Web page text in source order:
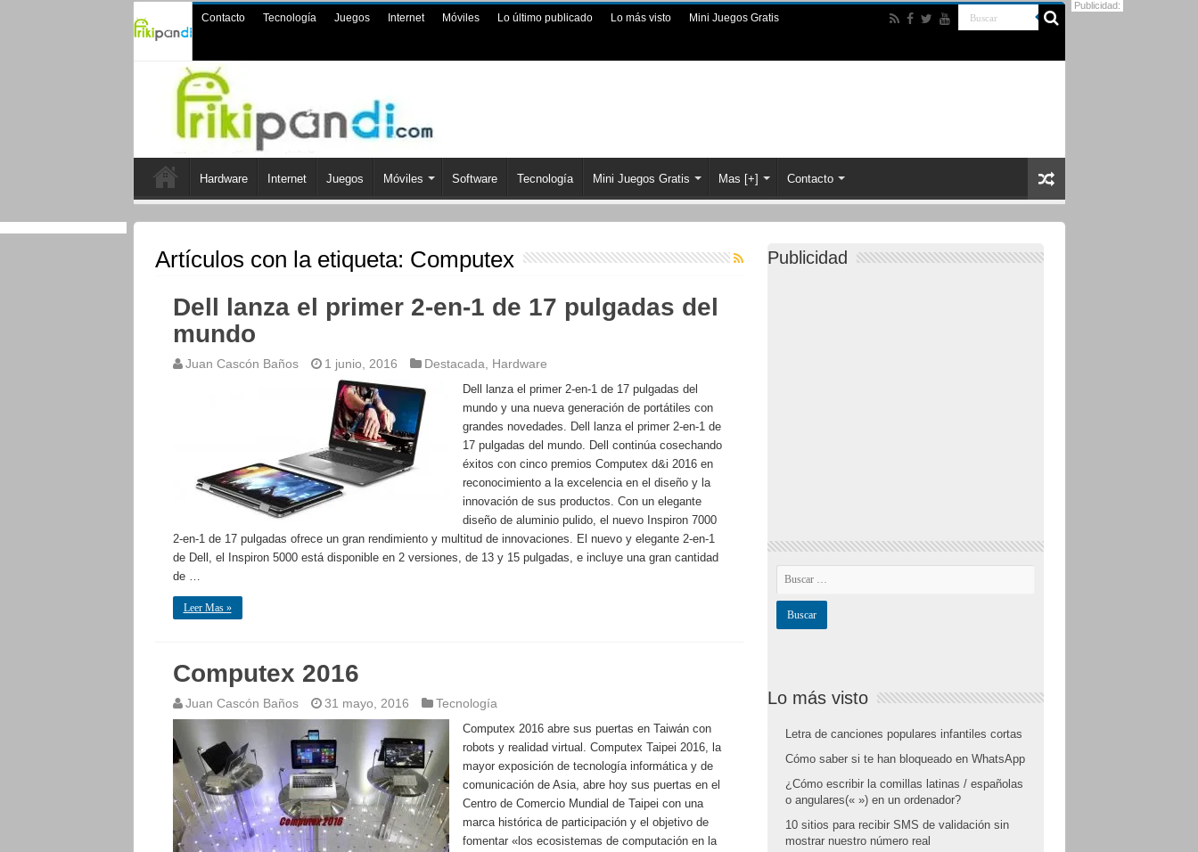
Contacto Tecnología Juegos Internet Móviles Lo último publicado Lo más visto Mini Juegos Gratis
Hardware Internet Juegos Móviles Software Tecnología Mini Juegos Gratis Mas [+] Contacto
Artículos con la etiqueta: Computex
Dell lanza el primer 2-en-1 de 17 pulgadas del
mundo
Juan Cascón Baños 1 junio, 2016 Destacada Hardware
Dell lanza el primer 2-en-1 de 17 pulgadas del
mundo y una nueva generación de portátiles con
grandes novedades. Dell lanza el primer 2-en-1 de
17 pulgadas del mundo. Dell continúa cosechando
éxitos con cinco premios Computex d&i 2016 en
reconocimiento a la excelencia en el diseño y la
innovación de sus productos. Con un elegante
diseño de aluminio pulido, el nuevo Inspiron 7000
2-en-1 de 17 pulgadas ofrece un gran rendimiento y multitud de innovaciones. El nuevo y elegante 2-en-1
de Dell, el Inspiron 5000 está disponible en 2 versiones, de 13 y 15 pulgadas, e incluye una gran cantidad
de …
Leer Mas »
Computex 2016
Juan Cascón Baños 31 mayo, 2016 Tecnología
Computex 2016 abre sus puertas en Taiwán con
robots y realidad virtual. Computex Taipei 2016, la
mayor exposición de tecnología informática y de
comunicación de Asia, abre hoy sus puertas en el
Centro de Comercio Mundial de Taipei con una
marca histórica de participación y el objetivo de
fomentar «los ecosistemas de computación en la
Publicidad
Lo más visto
Letra de canciones populares infantiles cortas
Cómo saber si te han bloqueado en WhatsApp
¿Cómo escribir la comillas latinas / españolas
o angulares(« ») en un ordenador?
10 sitios para recibir SMS de validación sin
mostrar nuestro número real
Publicidad: